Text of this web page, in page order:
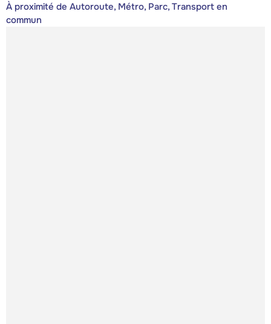
À proximité de Autoroute, Métro, Parc, Transport en
commun